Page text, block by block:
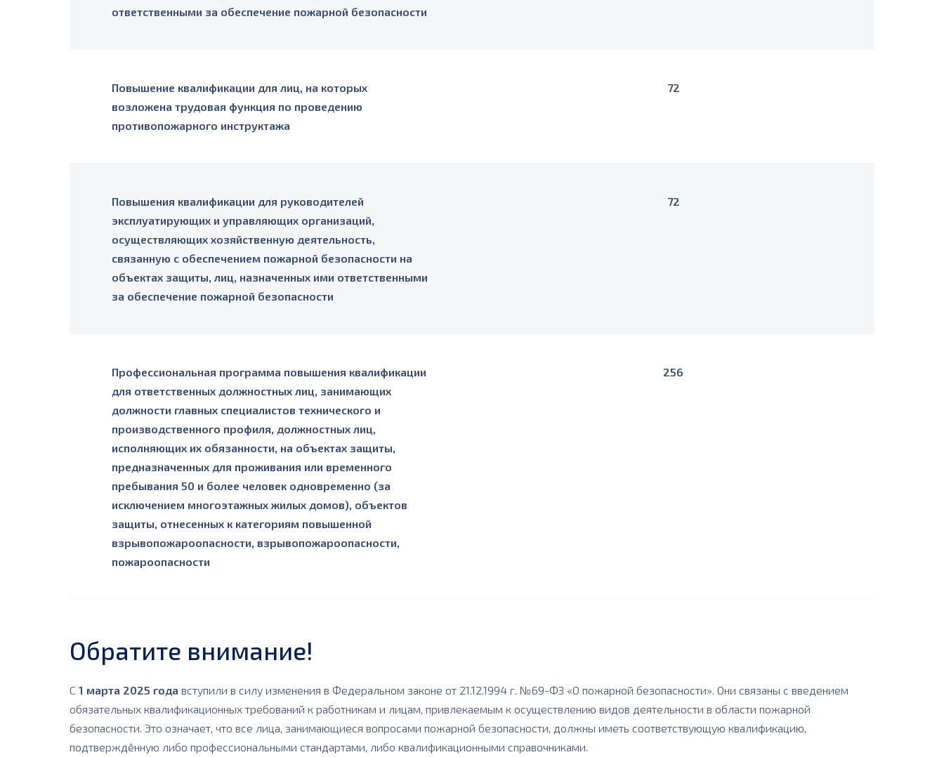
ответственными за обеспечение пожарной безопасности
Повышение квалификации для лиц, на которых
возложена трудовая функция по проведению
противопожарного инструктажа
72
Повышения квалификации для руководителей
эксплуатирующих и управляющих организаций,
осуществляющих хозяйственную деятельность,
связанную с обеспечением пожарной безопасности на
объектах защиты, лиц, назначенных ими ответственными
за обеспечение пожарной безопасности
72
Профессиональная программа повышения квалификации
для ответственных должностных лиц, занимающих
должности главных специалистов технического и
производственного профиля, должностных лиц,
исполняющих их обязанности, на объектах защиты,
предназначенных для проживания или временного
пребывания 50 и более человек одновременно (за
исключением многоэтажных жилых домов), объектов
защиты, отнесенных к категориям повышенной
взрывопожароопасности, взрывопожароопасности,
пожароопасности
256
Обратите внимание!
С 1 марта 2025 года вступили в силу изменения в Федеральном законе от 21.12.1994 г. №69-ФЗ «О пожарной безопасности». Они связаны с введением
обязательных квалификационных требований к работникам и лицам, привлекаемым к осуществлению видов деятельности в области пожарной
безопасности. Это означает, что все лица, занимающиеся вопросами пожарной безопасности, должны иметь соответствующую квалификацию,
подтверждённую либо профессиональными стандартами, либо квалификационными справочниками.